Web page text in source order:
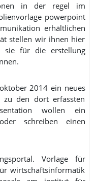
in der regel im
powerpoint
erhältlichen
stellen wir ihnen hier
sie für die erstellung
2014 ein neues
zu den dort erfassten
wollen ein
schreiben einen
Vorlage für
wirtschaftsinformatik